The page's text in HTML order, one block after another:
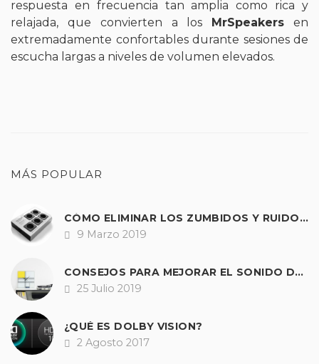
respuesta en frecuencia tan amplia como rica y
relajada, que convierten a los MrSpeakers en
extremadamente confortables durante sesiones de
escucha largas a niveles de volumen elevados.
MÁS POPULAR
CÓMO ELIMINAR LOS ZUMBIDOS Y RUIDOS DE NUESTRO EQUIPO DE SONIDO.
Fecha
9 Marzo 2019
CONSEJOS PARA MEJORAR EL SONIDO DE CUALQUIER TOCADISCOS
Fecha
25 Julio 2019
¿QUÉ ES DOLBY VISION?
Fecha
2 Agosto 2017